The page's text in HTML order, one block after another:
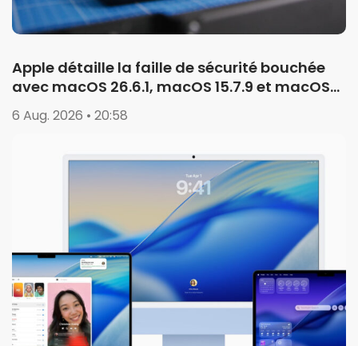
Apple détaille la faille de sécurité bouchée
avec macOS 26.6.1, macOS 15.7.9 et macOS
14.8.9
6 Aug. 2026 • 20:58